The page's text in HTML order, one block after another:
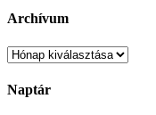
Archívum
Archívum
Naptár